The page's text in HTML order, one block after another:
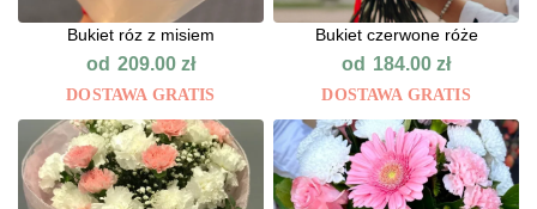
Bukiet róz z misiem
od 209.00 zł
DOSTAWA GRATIS
Bukiet czerwone róże
od 184.00zł
DOSTAWA GRATIS